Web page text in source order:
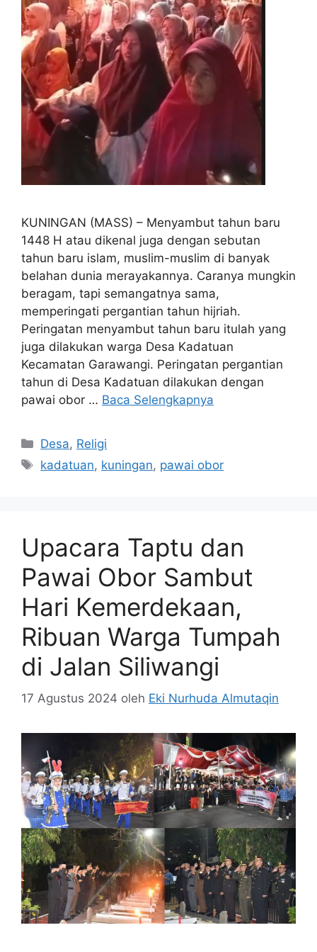
KUNINGAN (MASS) – Menyambut tahun baru
1448 H atau dikenal juga dengan sebutan
tahun baru islam, muslim-muslim di banyak
belahan dunia merayakannya. Caranya mungkin
beragam, tapi semangatnya sama,
memperingati pergantian tahun hijriah.
Peringatan menyambut tahun baru itulah yang
juga dilakukan warga Desa Kadatuan
Kecamatan Garawangi. Peringatan pergantian
tahun di Desa Kadatuan dilakukan dengan
pawai obor … Baca Selengkapnya
Kategori
Desa, Religi
Tag
kadatuan, kuningan, pawai obor
Upacara Taptu dan
Pawai Obor Sambut
Hari Kemerdekaan,
Ribuan Warga Tumpah
di Jalan Siliwangi
17 Agustus 2024 oleh Eki Nurhuda Almutaqin